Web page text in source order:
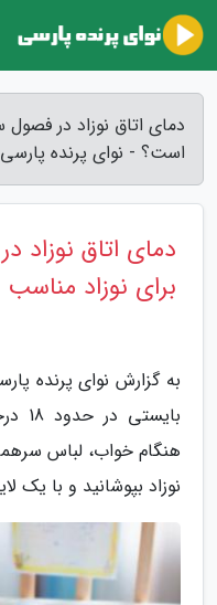
دمای اتاق نوزاد در
است؟ - نوای پرنده پارسی
دمای اتاق نوزاد
برای نوزاد
به گزارش نوای پرنده
هنگام خواب، لباس
نوزاد بپوشانید و با یک